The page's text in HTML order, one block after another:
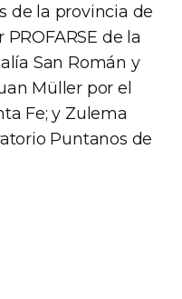
de la provincia de
de la
San Román y
Müller por el
Fe; y Zulema
Puntanos de